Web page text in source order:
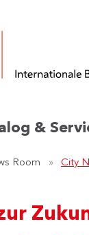
&
Room City